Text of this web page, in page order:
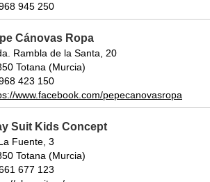
945 250
Cánovas Ropa
Rambla de la Santa, 20
Totana (Murcia)
423 150
www.facebook.com/pepecanovasropa
Suit Kids Concept
Fuente, 3
Totana (Murcia)
677 123